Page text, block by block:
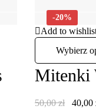
-20%
Add to
Wybierz
Mitenki
50,00zł 40,00